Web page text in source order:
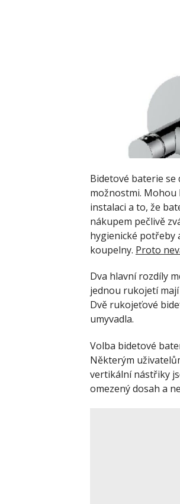
Bidetové baterie se
možnostmi. Mohou
instalaci a to, že
nákupem pečlivě
hygienické potřeby
koupelny. Proto
Dva hlavní rozdíly
jednou rukojetí
Dvě rukojeťové
umyvadla.
Volba bidetové
Některým
vertikální nástřiky
omezený dosah a